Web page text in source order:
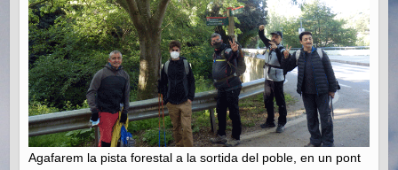
Agafarem la pista forestal a la sortida del poble, en un pont